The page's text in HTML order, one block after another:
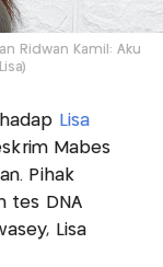
Ridwan Kamil: Aku
Lisa
Mabes
Pihak
tes DNA
Lisa